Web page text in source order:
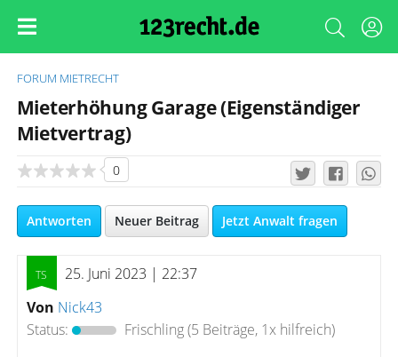
FORUM MIETRECHT
Mieterhöhung Garage (Eigenständiger
Mietvertrag)
0
Antworten Neuer Beitrag Jetzt Anwalt fragen
25. Juni 2023 | 22:37
Von Nick43
Status:
Frischling(5 Beiträge, 1x hilfreich)